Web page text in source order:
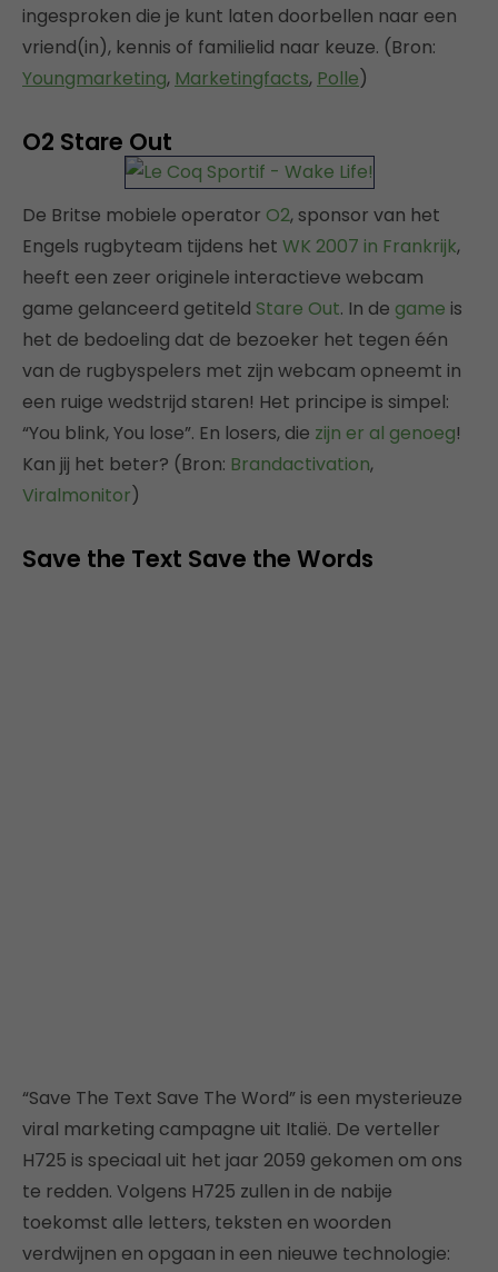
ingesproken die je kunt laten doorbellen naar een
vriend(in), kennis of familielid naar keuze. (Bron:
Youngmarketing, Marketingfacts, Polle)
O2 Stare Out
De Britse mobiele operator O2, sponsor van het
Engels rugbyteam tijdens het WK 2007 in Frankrijk,
heeft een zeer originele interactieve webcam
game gelanceerd getiteld Stare Out. In de game is
het de bedoeling dat de bezoeker het tegen één
van de rugbyspelers met zijn webcam opneemt in
een ruige wedstrijd staren! Het principe is simpel:
“You blink, You lose”. En losers, die zijn er al genoeg!
Kan jij het beter? (Bron: Brandactivation,
Viralmonitor)
Save the Text Save the Words
“Save The Text Save The Word” is een mysterieuze
viral marketing campagne uit Italië. De verteller
H725 is speciaal uit het jaar 2059 gekomen om ons
te redden. Volgens H725 zullen in de nabije
toekomst alle letters, teksten en woorden
verdwijnen en opgaan in een nieuwe technologie: